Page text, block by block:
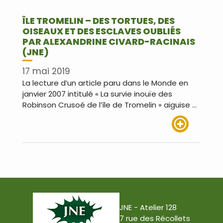
ÎLE TROMELIN – DES TORTUES, DES
OISEAUX ET DES ESCLAVES OUBLIÉS
PAR ALEXANDRINE CIVARD-RACINAIS
(JNE)
17 mai 2019
La lecture d’un article paru dans le Monde en
janvier 2007 intitulé « La survie inouïe des
Robinson Crusoé de l’île de Tromelin » aiguise …
JNE - Atelier 128
7 rue des Récollets